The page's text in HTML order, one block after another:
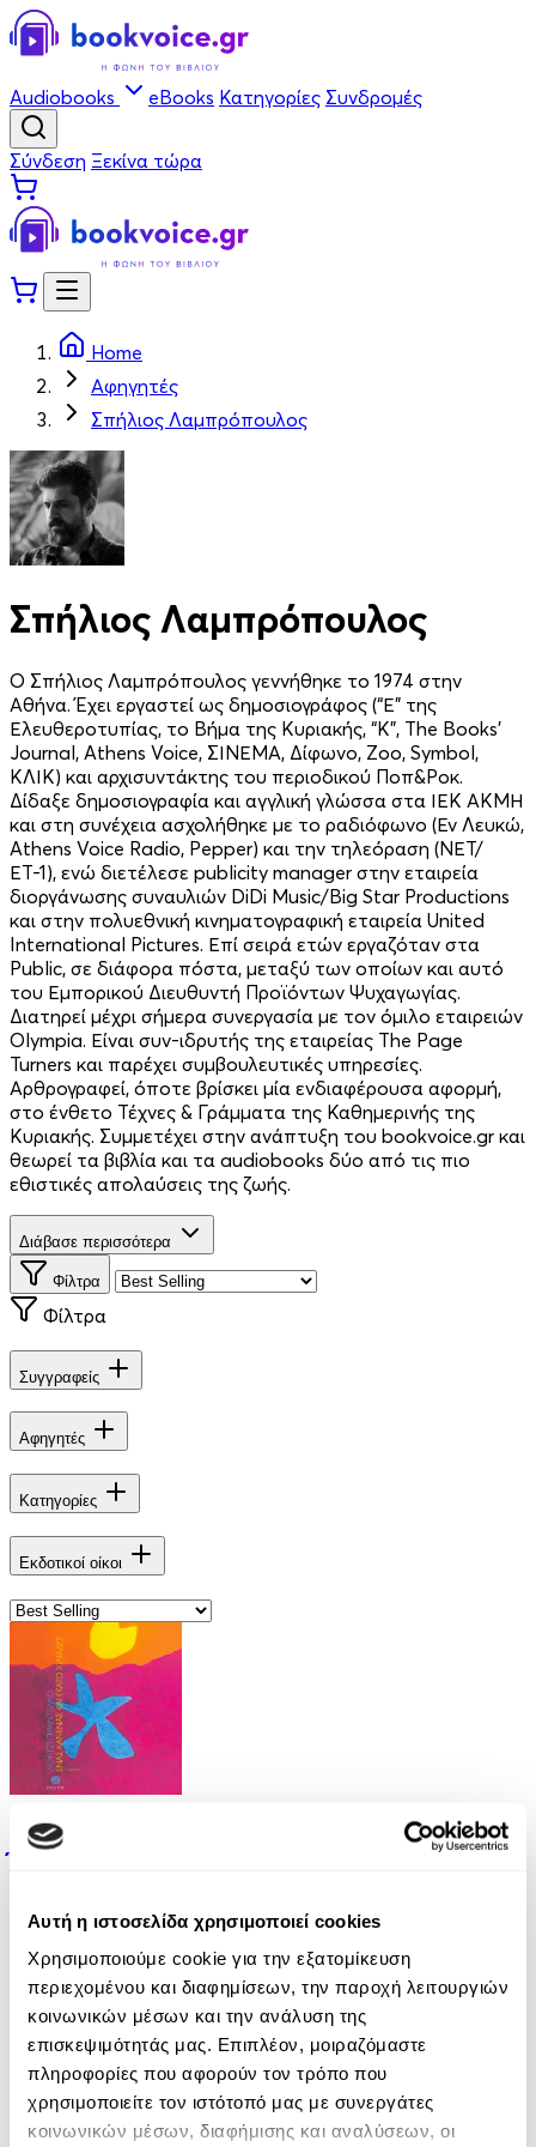
Αυτή η ιστοσελίδα χρησιμοποιεί cookies
Χρησιμοποιούμε cookie για την εξατομίκευση
περιεχομένου και διαφημίσεων, την παροχή λειτουργιών
κοινωνικών μέσων και την ανάλυση της
επισκεψιμότητάς μας. Επιπλέον, μοιραζόμαστε
πληροφορίες που αφορούν τον τρόπο που
χρησιμοποιείτε τον ιστότοπό μας με συνεργάτες
κοινωνικών μέσων, διαφήμισης και αναλύσεων, οι
Audiobooks eBooks Κατηγορίες Συνδρομές
Σύνδεση Ξεκίνα τώρα
Home
Αφηγητές
Σπήλιος Λαμπρόπουλος
Σπήλιος Λαμπρόπουλος
Ο Σπήλιος Λαμπρόπουλος γεννήθηκε το 1974 στην
Αθήνα. Έχει εργαστεί ως δημοσιογράφος (“Ε” της
Ελευθεροτυπίας, το Βήμα της Κυριακής, “Κ”, The Books’
Journal, Athens Voice, ΣΙΝΕΜΑ, Δίφωνο, Zoo, Symbol,
ΚΛΙΚ) και αρχισυντάκτης του περιοδικού Ποπ&Ροκ.
Δίδαξε δημοσιογραφία και αγγλική γλώσσα στα ΙΕΚ ΑΚΜΗ
και στη συνέχεια ασχολήθηκε με το ραδιόφωνο (Εν Λευκώ,
Athens Voice Radio, Pepper) και την τηλεόραση (ΝΕΤ/
ΕΤ-1), ενώ διετέλεσε publicity manager στην εταιρεία
διοργάνωσης συναυλιών DiDi Music/Big Star Productions
και στην πολυεθνική κινηματογραφική εταιρεία United
International Pictures. Επί σειρά ετών εργαζόταν στα
Public, σε διάφορα πόστα, μεταξύ των οποίων και αυτό
του Εμπορικού Διευθυντή Προϊόντων Ψυχαγωγίας.
Διατηρεί μέχρι σήμερα συνεργασία με τον όμιλο εταιρειών
Olympia. Είναι συν-ιδρυτής της εταιρείας The Page
Turners και παρέχει συμβουλευτικές υπηρεσίες.
Αρθρογραφεί, όποτε βρίσκει μία ενδιαφέρουσα αφορμή,
στο ένθετο Τέχνες & Γράμματα της Καθημερινής της
Κυριακής. Συμμετέχει στην ανάπτυξη του bookvoice.gr και
θεωρεί τα βιβλία και τα audiobooks δύο από τις πιο
εθιστικές απολαύσεις της ζωής.
Διάβασε περισσότερα
Φίλτρα
Φίλτρα
Συγγραφείς
Αφηγητές
Κατηγορίες
Εκδοτικοί οίκοι
Luigi Pirandello
13.90€